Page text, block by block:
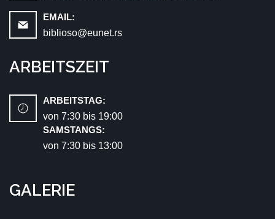
EMAIL:
biblioso@eunet.rs
ARBEITSZEIT
ARBEITSTAG:
von 7:30 bis 19:00
SAMSTANGS:
von 7:30 bis 13:00
GALERIE